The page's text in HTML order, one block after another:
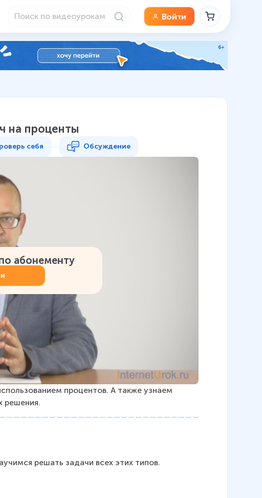
Войти
на проценты
себя Обсуждение
абонементу
процентов. А также узнаем
решения.
решать задачи всех этих типов.